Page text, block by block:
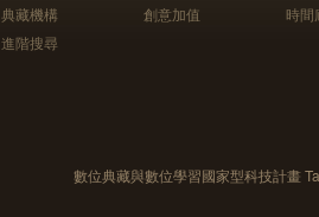
典藏機構
進階搜尋
創意加值
時間
數位典藏與數位學習國家型科技計畫